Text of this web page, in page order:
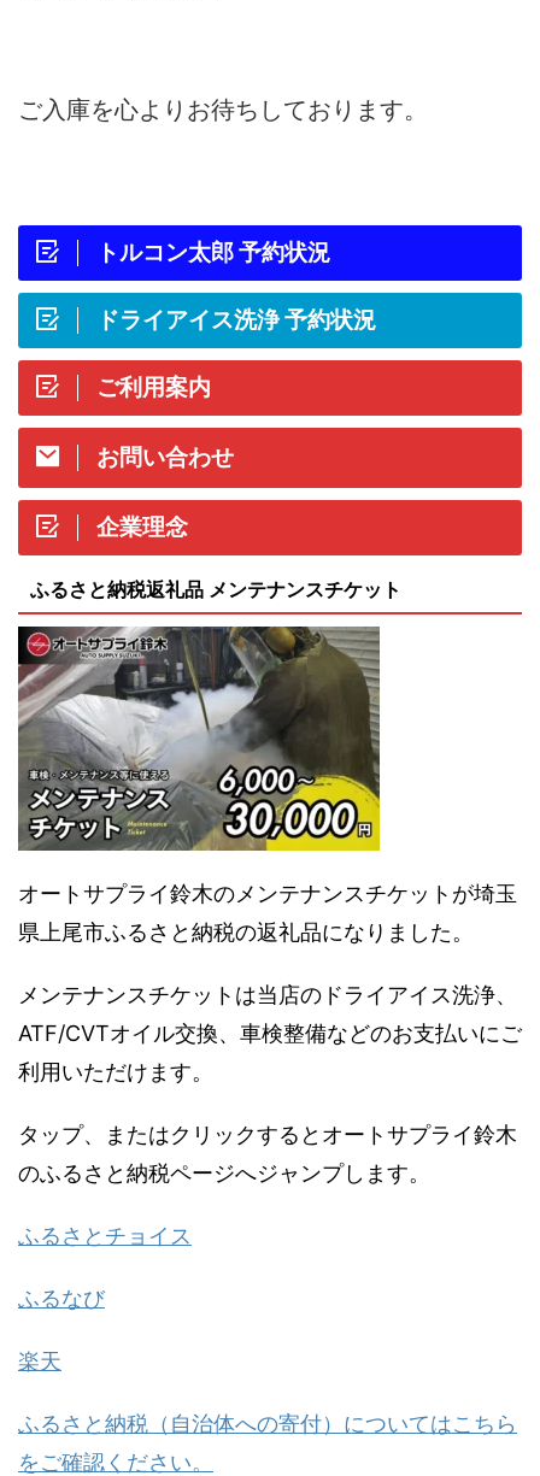
ご入庫を心よりお待ちしております。
トルコン太郎 予約状況
ドライアイス洗浄 予約状況
ご利用案内
お問い合わせ
企業理念
ふるさと納税返礼品 メンテナンスチケット
オートサプライ鈴木のメンテナンスチケットが埼玉
県上尾市ふるさと納税の返礼品になりました。
メンテナンスチケットは当店のドライアイス洗浄、
ATF/CVTオイル交換、車検整備などのお支払いにご
利用いただけます。
タップ、またはクリックするとオートサプライ鈴木
のふるさと納税ページへジャンプします。
ふるさとチョイス
ふるなび
楽天
ふるさと納税（自治体への寄付）についてはこちら
をご確認ください。